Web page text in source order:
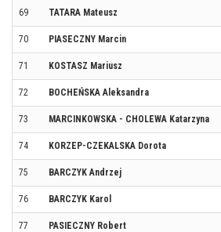
69 TATARA Mateusz
70 PIASECZNY Marcin
71 KOSTASZ Mariusz
72 BOCHEŃSKA Aleksandra
73 MARCINKOWSKA - CHOLEWA Katarzyna
74 KORZEP-CZEKALSKA Dorota
75 BARCZYK Andrzej
76 BARCZYK Karol
77 PASIECZNY Robert